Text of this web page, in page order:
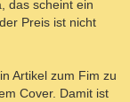
das scheint ein
Preis ist nicht
Artikel zum Fim zu
Cover. Damit ist